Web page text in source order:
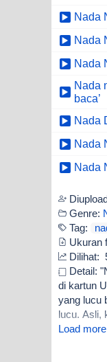
Nada
Nada
Nada
Nada
baca’
Nada
Nada
Nada
Genre:
Tag:
Ukuran
Dilihat:
Detail:
di kartun
yang lucu
lucu. Asli,
Load more